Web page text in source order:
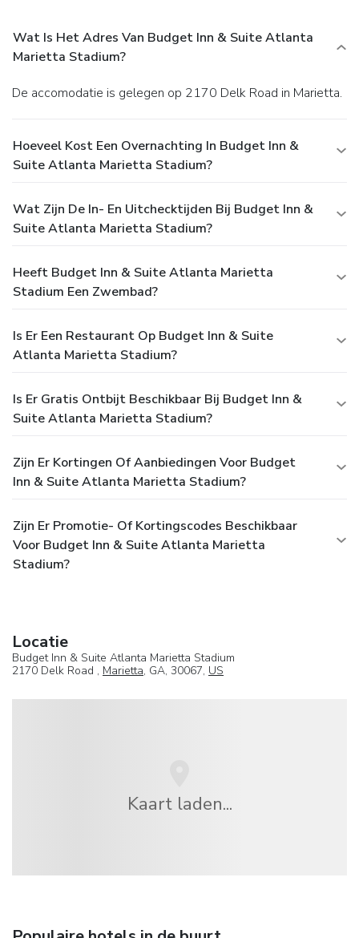
Wat Is Het Adres Van Budget Inn & Suite Atlanta
Marietta Stadium?
De accomodatie is gelegen op 2170 Delk Road in Marietta.
Hoeveel Kost Een Overnachting In Budget Inn &
Suite Atlanta Marietta Stadium?
Wat Zijn De In- En Uitchecktijden Bij Budget Inn &
Suite Atlanta Marietta Stadium?
Heeft Budget Inn & Suite Atlanta Marietta
Stadium Een Zwembad?
Is Er Een Restaurant Op Budget Inn & Suite
Atlanta Marietta Stadium?
Is Er Gratis Ontbijt Beschikbaar Bij Budget Inn &
Suite Atlanta Marietta Stadium?
Zijn Er Kortingen Of Aanbiedingen Voor Budget
Inn & Suite Atlanta Marietta Stadium?
Zijn Er Promotie- Of Kortingscodes Beschikbaar
Voor Budget Inn & Suite Atlanta Marietta
Stadium?
Locatie
Budget Inn & Suite Atlanta Marietta Stadium
2170 Delk Road , Marietta, GA, 30067, US
Kaart laden...